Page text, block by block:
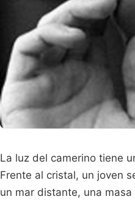
La luz del camerino tiene
Frente al cristal, un joven
un mar distante, una